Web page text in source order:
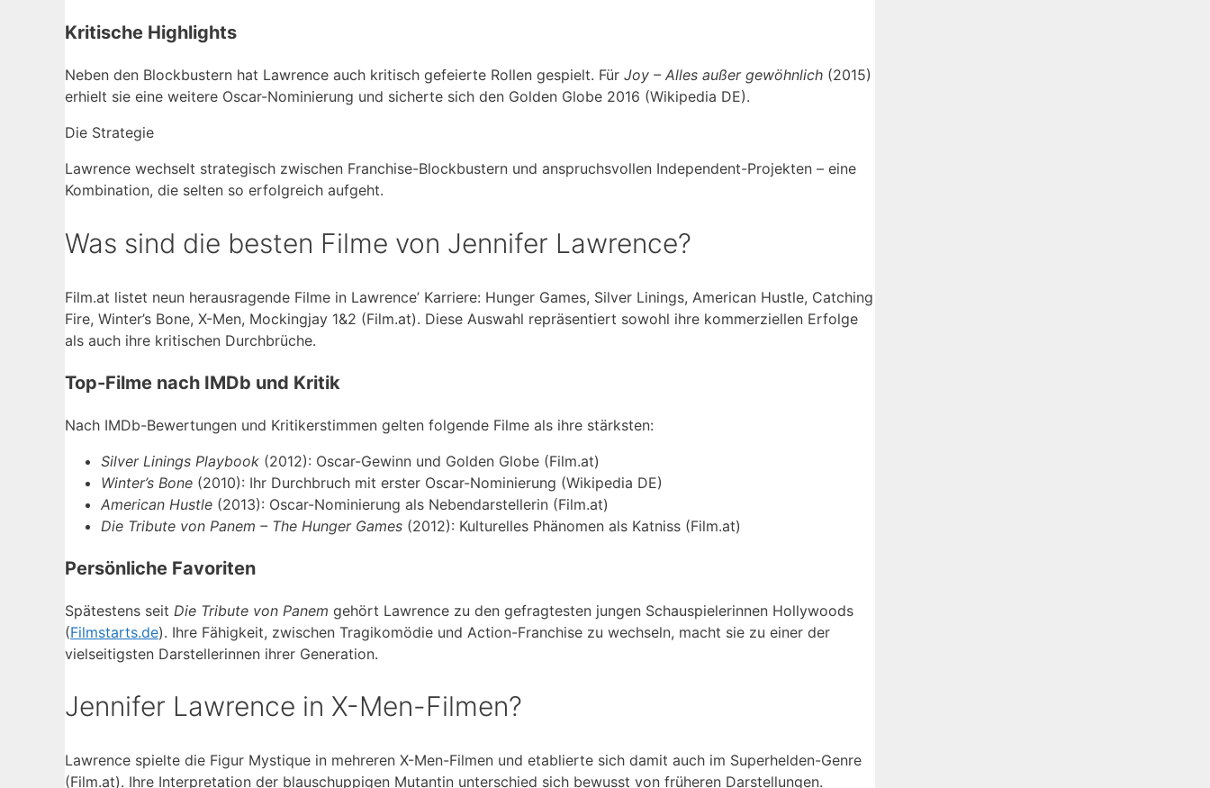
Kritische Highlights
Neben den Blockbustern hat Lawrence auch kritisch gefeierte Rollen gespielt. Für Joy – Alles außer gewöhnlich (2015)
erhielt sie eine weitere Oscar-Nominierung und sicherte sich den Golden Globe 2016 (Wikipedia DE).
Die Strategie
Lawrence wechselt strategisch zwischen Franchise-Blockbustern und anspruchsvollen Independent-Projekten – eine
Kombination, die selten so erfolgreich aufgeht.
Was sind die besten Filme von Jennifer Lawrence?
Film.at listet neun herausragende Filme in Lawrence’ Karriere: Hunger Games, Silver Linings, American Hustle, Catching
Fire, Winter’s Bone, X-Men, Mockingjay 1&2 (Film.at). Diese Auswahl repräsentiert sowohl ihre kommerziellen Erfolge
als auch ihre kritischen Durchbrüche.
Top-Filme nach IMDb und Kritik
Nach IMDb-Bewertungen und Kritikerstimmen gelten folgende Filme als ihre stärksten:
Silver Linings Playbook (2012): Oscar-Gewinn und Golden Globe (Film.at)
Winter’s Bone (2010): Ihr Durchbruch mit erster Oscar-Nominierung (Wikipedia DE)
American Hustle (2013): Oscar-Nominierung als Nebendarstellerin (Film.at)
Die Tribute von Panem – The Hunger Games (2012): Kulturelles Phänomen als Katniss (Film.at)
Persönliche Favoriten
Spätestens seit Die Tribute von Panem gehört Lawrence zu den gefragtesten jungen Schauspielerinnen Hollywoods
(Filmstarts.de). Ihre Fähigkeit, zwischen Tragikomödie und Action-Franchise zu wechseln, macht sie zu einer der
vielseitigsten Darstellerinnen ihrer Generation.
Jennifer Lawrence in X-Men-Filmen?
Lawrence spielte die Figur Mystique in mehreren X-Men-Filmen und etablierte sich damit auch im Superhelden-Genre
(Film.at). Ihre Interpretation der blauschuppigen Mutantin unterschied sich bewusst von früheren Darstellungen.